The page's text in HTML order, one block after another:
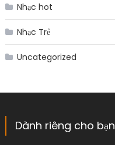
Nhạc hot
Nhạc Trẻ
Uncategorized
Dành riêng cho bạn